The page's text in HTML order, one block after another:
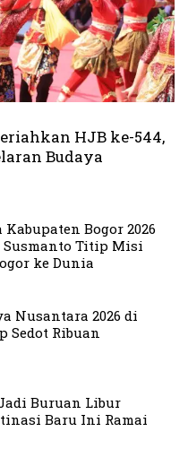
HJB ke-544,
Budaya
Bogor 2026
Titip Misi
ke Dunia
Nusantara 2026 di
Sedot Ribuan
Buruan Libur
Baru Ini Ramai